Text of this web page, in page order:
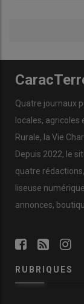
Quatre journaux
locales, agricoles
Rurale, la Vie
Depuis 2022, le
quatre
liseuse
annonces,
RUBRIQUES